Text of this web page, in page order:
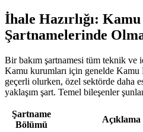
İhale Hazırlığı:
Şartnamelerinde
Bir bakım şartnamesi tüm teknik ve
Kamu kurumları için genelde
geçerli olurken, özel sektörde daha
yaklaşım şart. Temel bileşenler
Şartname
Bölümü